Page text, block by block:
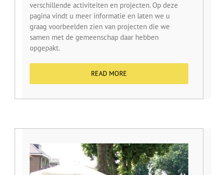
verschillende activiteiten en projecten. Op deze
pagina vindt u meer informatie en laten we u
graag voorbeelden zien van projecten die we
samen met de gemeenschap daar hebben
opgepakt.
READ MORE